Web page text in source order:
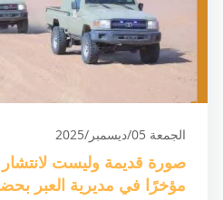
الجمعة 05/ديسمبر/2025
صورة قديمة وليست
مؤخرًا في مديرية العبر